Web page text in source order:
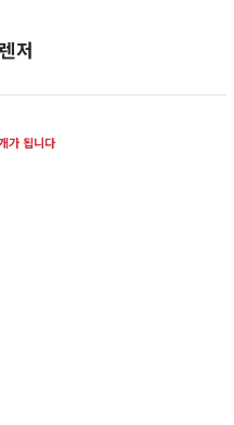
저
가 됩니다